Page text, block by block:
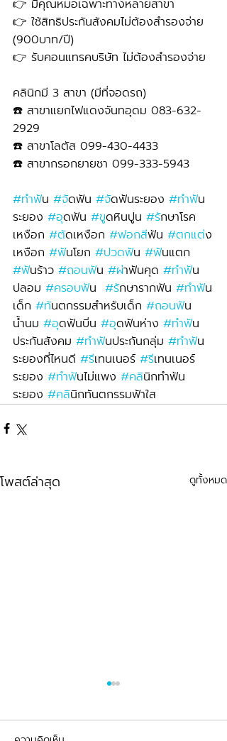
👉 มีคุณหมอเฉพาะทางหลายสาขา
👉 ใช้สิทธิประกันสังคมไม่ต้องสำรองจ่าย
(900บาท/ปี)
👉 รับคอนแทรคบริษัท ไม่ต้องสำรองจ่าย
คลินิกมี 3 สาขา (มีที่จอดรถ)
☎️ สาขาแยกไฟแดงจันทอุดม 083-632-
2929
☎️ สาขาโลตัส 099-430-4433
☎️ สาขากรอกยายชา 099-333-5943
#ทำฟัน #จัดฟัน #จัดฟันระยอง #ทำฟัน
ระยอง #อุดฟัน #ขูดหินปูน #รักษาโรค
เหงือก #ตัดเหงือก #ฟอกสีฟัน #ตกแต่ง
เหงือก #ฟันโยก #ปวดฟัน #ฟันแตก
#ฟันร้าว #ถอนฟัน #ผ่าฟันคุด #ทำฟัน
ปลอม #ครอบฟัน #รักษารากฟัน #ทำฟัน
เด็ก #ทันตกรรมสำหรับเด็ก #ถอนฟัน
น้ำนม #อุดฟันบิ่น #อุดฟันห่าง #ทำฟัน
ประกันสังคม #ทำฟันประกันกลุ่ม #ทำฟัน
ระยองที่ไหนดี #รีเทนเนอร์ #รีเทนเนอร์
ระยอง #ทำฟันไม่แพง #คลินิกทำฟัน
ระยอง #คลินิกทันตกรรมฟ้าใส
โพสต์ล่าสุด ดูทั้งหมด